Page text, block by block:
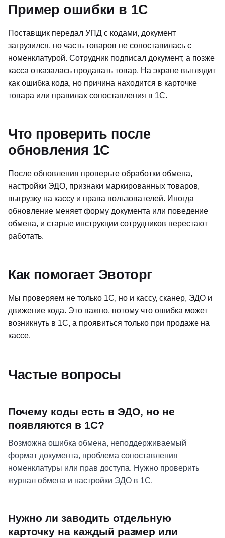
Пример ошибки в 1С
Поставщик передал УПД с кодами, документ
загрузился, но часть товаров не сопоставилась с
номенклатурой. Сотрудник подписал документ, а позже
касса отказалась продавать товар. На экране выглядит
как ошибка кода, но причина находится в карточке
товара или правилах сопоставления в 1С.
Что проверить после
обновления 1С
После обновления проверьте обработки обмена,
настройки ЭДО, признаки маркированных товаров,
выгрузку на кассу и права пользователей. Иногда
обновление меняет форму документа или поведение
обмена, и старые инструкции сотрудников перестают
работать.
Как помогает Эвоторг
Мы проверяем не только 1С, но и кассу, сканер, ЭДО и
движение кода. Это важно, потому что ошибка может
возникнуть в 1С, а проявиться только при продаже на
кассе.
Частые вопросы
Почему коды есть в ЭДО, но не
появляются в 1С?
Возможна ошибка обмена, неподдерживаемый
формат документа, проблема сопоставления
номенклатуры или прав доступа. Нужно проверить
журнал обмена и настройки ЭДО в 1С.
Нужно ли заводить отдельную
карточку на каждый размер или